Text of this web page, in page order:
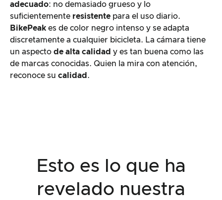
adecuado: no demasiado grueso y lo
suficientemente resistente para el uso diario.
BikePeak es de color negro intenso y se adapta
discretamente a cualquier bicicleta. La cámara tiene
un aspecto de alta calidad y es tan buena como las
de marcas conocidas. Quien la mira con atención,
reconoce su calidad .
Esto es lo que ha
revelado nuestra